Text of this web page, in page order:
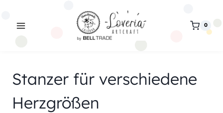
0
Stanzer für verschiedene
Herzgrößen